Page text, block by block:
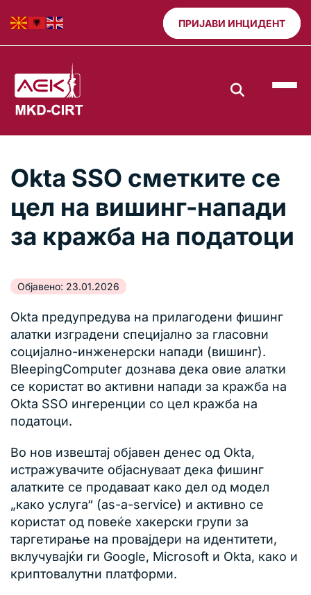
ПРИЈАВИ ИНЦИДЕНТ
Okta SSO сметките се
цел на вишинг-напади
за кражба на податоци
Објавено: 23.01.2026
Okta предупредува на прилагодени фишинг
алатки изградени специјално за гласовни
социјално-инженерски напади (вишинг).
BleepingComputer дознава дека овие алатки
се користат во активни напади за кражба на
Okta SSO ингеренции со цел кражба на
податоци.
Во нов извештај објавен денес од Okta,
истражувачите објаснуваат дека фишинг
алатките се продаваат како дел од модел
„како услуга“ (as-a-service) и активно се
користат од повеќе хакерски групи за
таргетирање на провајдери на идентитети,
вклучувајќи ги Google, Microsoft и Okta, како и
криптовалутни платформи.